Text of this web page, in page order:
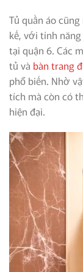
Tủ quần áo
kế, với tính
tại quận 6. Các
tủ và bàn trang
phổ biến. Nhờ
tích mà còn có
hiện đại.